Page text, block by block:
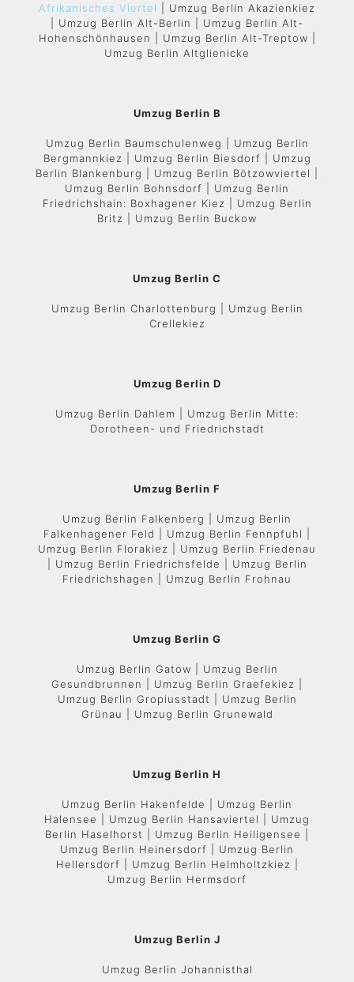
Afrikanisches Viertel
| Umzug Berlin Akazienkiez
| Umzug Berlin Alt-Berlin | Umzug Berlin Alt-
Hohenschönhausen | Umzug Berlin Alt-Treptow |
Umzug Berlin Altglienicke
Umzug Berlin B
Umzug Berlin Baumschulenweg | Umzug Berlin
Bergmannkiez | Umzug Berlin Biesdorf | Umzug
Berlin Blankenburg | Umzug Berlin Bötzowviertel |
Umzug Berlin Bohnsdorf | Umzug Berlin
Friedrichshain: Boxhagener Kiez | Umzug Berlin
Britz | Umzug Berlin Buckow
Umzug Berlin C
Umzug Berlin Charlottenburg | Umzug Berlin
Crellekiez
Umzug Berlin D
Umzug Berlin Dahlem | Umzug Berlin Mitte:
Dorotheen- und Friedrichstadt
Umzug Berlin F
Umzug Berlin Falkenberg | Umzug Berlin
Falkenhagener Feld | Umzug Berlin Fennpfuhl |
Umzug Berlin Florakiez | Umzug Berlin Friedenau
| Umzug Berlin Friedrichsfelde | Umzug Berlin
Friedrichshagen | Umzug Berlin Frohnau
Umzug Berlin G
Umzug Berlin Gatow | Umzug Berlin
Gesundbrunnen | Umzug Berlin Graefekiez |
Umzug Berlin Gropiusstadt | Umzug Berlin
Grünau | Umzug Berlin Grunewald
Umzug Berlin H
Umzug Berlin Hakenfelde | Umzug Berlin
Halensee | Umzug Berlin Hansaviertel | Umzug
Berlin Haselhorst | Umzug Berlin Heiligensee |
Umzug Berlin Heinersdorf | Umzug Berlin
Hellersdorf | Umzug Berlin Helmholtzkiez |
Umzug Berlin Hermsdorf
Umzug Berlin J
Umzug Berlin Johannisthal